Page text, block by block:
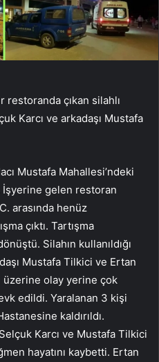
restoranda çıkan silahlı
Karcı ve arkadaşı Mustafa
Mustafa Mahallesi’ndeki
gelen restoran
arasında henüz
çıktı. Tartışma
Silahın kullanıldığı
Mustafa Tilkici ve Ertan
üzerine olay yerine çok
edildi. Yaralanan 3 kişi
kaldırıldı.
Karcı ve Mustafa Tilkici
hayatını kaybetti. Ertan